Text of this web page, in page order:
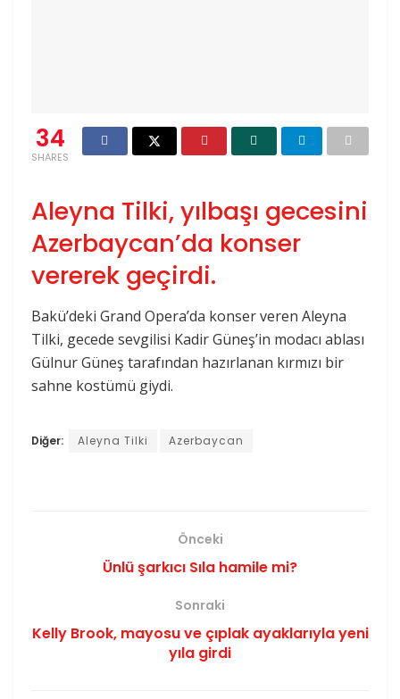
34
SHARES
Aleyna Tilki, yılbaşı gecesini
Azerbaycan’da konser
vererek geçirdi.
Bakü’deki Grand Opera’da konser veren Aleyna
Tilki, gecede sevgilisi Kadir Güneş’in modacı ablası
Gülnur Güneş tarafından hazırlanan kırmızı bir
sahne kostümü giydi.
Diğer: Aleyna Tilki Azerbaycan
Önceki
Ünlü şarkıcı Sıla hamile mi?
Sonraki
Kelly Brook, mayosu ve çıplak ayaklarıyla yeni
yıla girdi